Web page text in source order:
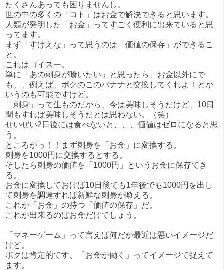
たくさんあっても困りませんし。
世の中の多くの「コト」はお金で解決できると思います。
人類が発明した「お金」ってすごく便利に出来ていると思
ってます。
まず「すげえな」って思うのは「価値の保存」ができるこ
と。
これはゴイスー。
単に「あの刺身が喰いたい」と思ったら、お金以外にで
も、、例えば、ボクのこのバナナと交換してくれよ！とか
いうのも可能ですけど。
「刺身」って生ものだから、今は美味しそうだけど、10日
間もすれば美味しそうだとは思わない。（笑）
せいぜい2日後には食べないと、、、価値はゼロになると思
う。
ところがっ！！まず刺身を「お金」に変換する。
刺身を1000円に交換するとする。
そしたら刺身の価値を「1000円」というお金に保存でき
る。
お金に変換しておけば10日後でも1年後でも1000円を出し
て刺身を調達すれば新鮮な刺身が喰える。
これが「お金」の持つ「価値の保存」だ。
これが出来るのはお金だけでしょう。
「マネーゲーム」って言えば何だか最近は悪いイメージだ
けど。
ボクは肯定的です、「お金が働く」ってイメージで捉えて
ます。